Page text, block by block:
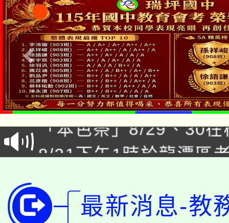
公告本校115學年度第
代理(課)教師甄選結果
告(尚有缺額)
「本色祭」8/29、30在
場熱烈登場!
8/21下午1時於龍潭區
局官網。
8月14至27日，桃園電
最新消息-教